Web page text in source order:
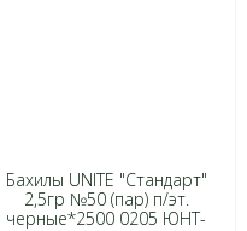
Бахилы UNITE "Стандарт"
2,5гр №50 (пар) п/эт.
черные*2500 0205 ЮНТ-